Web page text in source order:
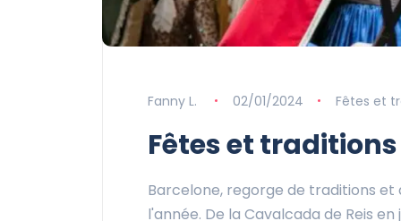
Fanny L. 02/01/2024 Fêtes et
Fêtes et
Barcelone, regorge de traditions
l'année. De la Cavalcada de Reis